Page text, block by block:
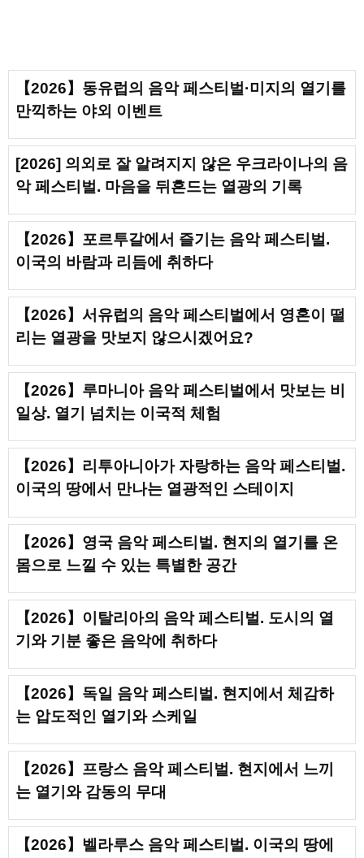
【2026】동유럽의 음악 페스티벌·미지의 열기를
만끽하는 야외 이벤트
[2026] 의외로 잘 알려지지 않은 우크라이나의 음
악 페스티벌. 마음을 뒤흔드는 열광의 기록
【2026】포르투갈에서 즐기는 음악 페스티벌.
이국의 바람과 리듬에 취하다
【2026】서유럽의 음악 페스티벌에서 영혼이 떨
리는 열광을 맛보지 않으시겠어요?
【2026】루마니아 음악 페스티벌에서 맛보는 비
일상. 열기 넘치는 이국적 체험
【2026】리투아니아가 자랑하는 음악 페스티벌.
이국의 땅에서 만나는 열광적인 스테이지
【2026】영국 음악 페스티벌. 현지의 열기를 온
몸으로 느낄 수 있는 특별한 공간
【2026】이탈리아의 음악 페스티벌. 도시의 열
기와 기분 좋은 음악에 취하다
【2026】독일 음악 페스티벌. 현지에서 체감하
는 압도적인 열기와 스케일
【2026】프랑스 음악 페스티벌. 현지에서 느끼
는 열기와 감동의 무대
【2026】벨라루스 음악 페스티벌. 이국의 땅에